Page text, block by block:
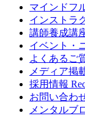
マインドフ
インストラ
講師養成講
イベント・
よくあるご
メディア掲
採用情報
お問い合わ
メンタルブ